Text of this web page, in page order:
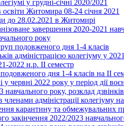
у грудні-січні 2020/2021
освіти Житомира 08-24 січня 2021
до 28.02.2021 в Житомирі
завершення 2020-2021
року
подовженого дня 1-4 класів
адміністрацією колегіуму у
2022 н.р. ІІ семестр
дня 1-4 класів на ІІ
у червні 2022 року у період дії
року, розклад дзвінків
адміністрації колегіуму
карантину та обмежувальних
закінчення 2022/2023